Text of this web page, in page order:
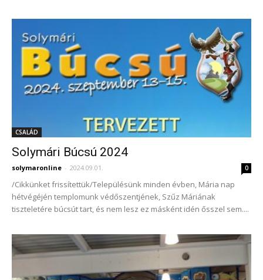
CSALÁD
Solymári Búcsú 2024
solymaronline - 2024.09.01. 0
/Cikkünket frissítettük/Településünk minden évben, Mária nap
hétvégéjén templomunk védőszentjének, Szűz Máriának
tiszteletére búcsút tart, és nem lesz ez másként idén ősszel sem....